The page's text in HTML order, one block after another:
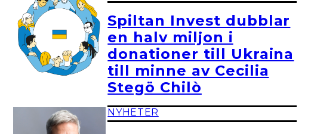
Spiltan Invest dubblar
en halv miljon i
donationer till Ukraina
till minne av Cecilia
Stegö Chilò
NYHETER